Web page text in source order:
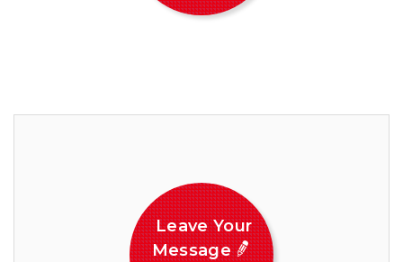
Leave Your
Message